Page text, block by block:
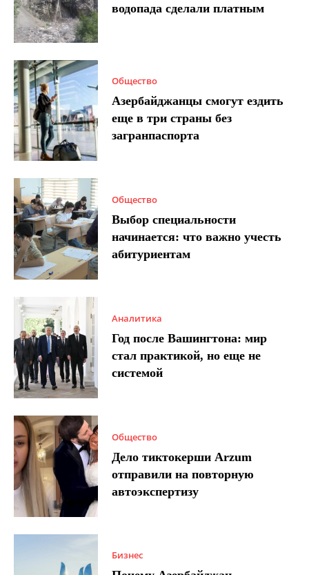
водопада сделали платным
Общество
Азербайджанцы смогут ездить
еще в три страны без
загранпаспорта
Общество
Выбор специальности
начинается: что важно учесть
абитуриентам
Аналитика
Год после Вашингтона: мир
стал практикой, но еще не
системой
Общество
Дело тиктокерши Arzum
отправили на повторную
автоэкспертизу
Бизнес